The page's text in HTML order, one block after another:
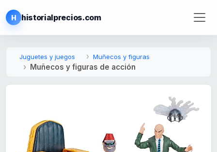
H historialprecios.com
Juguetes y juegos Muñecos y figuras
Muñecos y figuras de acción